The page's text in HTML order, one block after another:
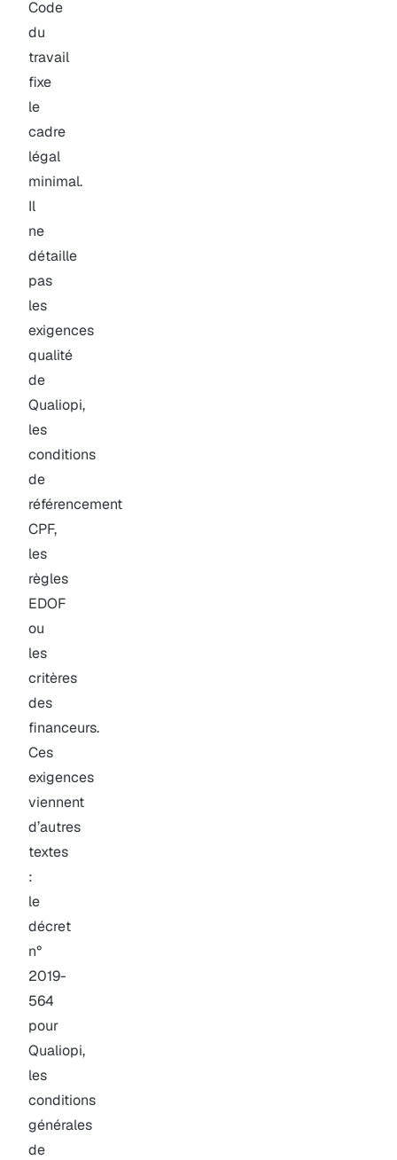
Code
du
travail
fixe
le
cadre
légal
minimal.
Il
ne
détaille
pas
les
exigences
qualité
de
Qualiopi,
les
conditions
de
référencement
CPF,
les
règles
EDOF
ou
les
critères
des
financeurs.
Ces
exigences
viennent
d’autres
textes
:
le
décret
n°
2019-
564
pour
Qualiopi,
les
conditions
générales
de